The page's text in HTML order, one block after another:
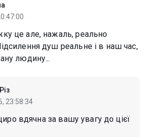
це але, нажаль, реально
душ реальне і в наш час,
людину...
23:58:34
вдячна за вашу увагу до цієї